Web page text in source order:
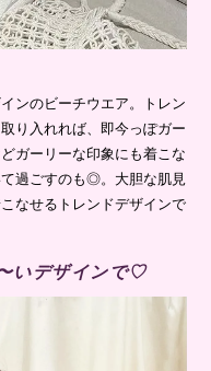
ンのビーチウエア。トレン
り入れれば、即今っぽガー
ガーリーな印象にも着こな
過ごすのも◎。大胆な肌見
なせるトレンドデザインで
いデザインで♡